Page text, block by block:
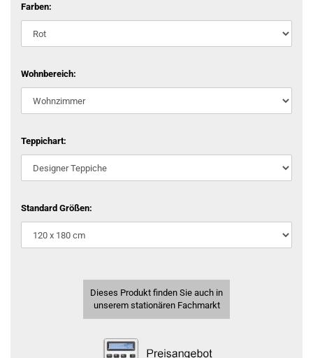
Farben:
Wohnbereich:
Teppichart:
Standard Größen:
Dieses Produkt finden Sie auch in
unserem stationären Fachmarkt